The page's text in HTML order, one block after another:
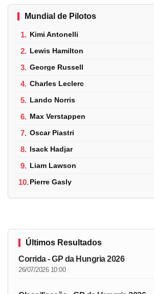
Mundial de Pilotos
1. Kimi Antonelli
2. Lewis Hamilton
3. George Russell
4. Charles Leclerc
5. Lando Norris
6. Max Verstappen
7. Oscar Piastri
8. Isack Hadjar
9. Liam Lawson
10.Pierre Gasly
Últimos Resultados
Corrida - GP da Hungria 2026
26/07/2026 10:00